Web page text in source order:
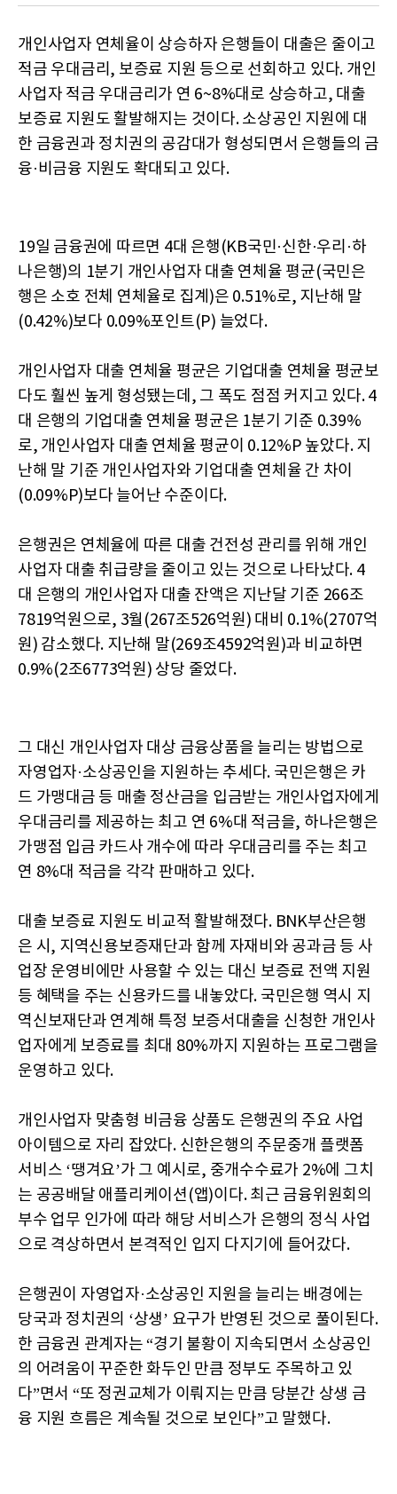
개인사업자 연체율이 상승하자 은행들이 대출은 줄이고
적금 우대금리, 보증료 지원 등으로 선회하고 있다. 개인
사업자 적금 우대금리가 연 6~8%대로 상승하고, 대출
보증료 지원도 활발해지는 것이다. 소상공인 지원에 대
한 금융권과 정치권의 공감대가 형성되면서 은행들의 금
융·비금융 지원도 확대되고 있다.
19일 금융권에 따르면 4대 은행(KB국민·신한·우리·하
나은행)의 1분기 개인사업자 대출 연체율 평균(국민은
행은 소호 전체 연체율로 집계)은 0.51%로, 지난해 말
(0.42%)보다 0.09%포인트(P) 늘었다.
개인사업자 대출 연체율 평균은 기업대출 연체율 평균보
다도 훨씬 높게 형성됐는데, 그 폭도 점점 커지고 있다. 4
대 은행의 기업대출 연체율 평균은 1분기 기준 0.39%
로, 개인사업자 대출 연체율 평균이 0.12%P 높았다. 지
난해 말 기준 개인사업자와 기업대출 연체율 간 차이
(0.09%P)보다 늘어난 수준이다.
은행권은 연체율에 따른 대출 건전성 관리를 위해 개인
사업자 대출 취급량을 줄이고 있는 것으로 나타났다. 4
대 은행의 개인사업자 대출 잔액은 지난달 기준 266조
7819억원으로, 3월(267조526억원) 대비 0.1%(2707억
원) 감소했다. 지난해 말(269조4592억원)과 비교하면
0.9%(2조6773억원) 상당 줄었다.
그 대신 개인사업자 대상 금융상품을 늘리는 방법으로
자영업자·소상공인을 지원하는 추세다. 국민은행은 카
드 가맹대금 등 매출 정산금을 입금받는 개인사업자에게
우대금리를 제공하는 최고 연 6%대 적금을, 하나은행은
가맹점 입금 카드사 개수에 따라 우대금리를 주는 최고
연 8%대 적금을 각각 판매하고 있다.
대출 보증료 지원도 비교적 활발해졌다. BNK부산은행
은 시, 지역신용보증재단과 함께 자재비와 공과금 등 사
업장 운영비에만 사용할 수 있는 대신 보증료 전액 지원
등 혜택을 주는 신용카드를 내놓았다. 국민은행 역시 지
역신보재단과 연계해 특정 보증서대출을 신청한 개인사
업자에게 보증료를 최대 80%까지 지원하는 프로그램을
운영하고 있다.
개인사업자 맞춤형 비금융 상품도 은행권의 주요 사업
아이템으로 자리 잡았다. 신한은행의 주문중개 플랫폼
서비스 ‘땡겨요’가 그 예시로, 중개수수료가 2%에 그치
는 공공배달 애플리케이션(앱)이다. 최근 금융위원회의
부수 업무 인가에 따라 해당 서비스가 은행의 정식 사업
으로 격상하면서 본격적인 입지 다지기에 들어갔다.
은행권이 자영업자·소상공인 지원을 늘리는 배경에는
당국과 정치권의 ‘상생’ 요구가 반영된 것으로 풀이된다.
한 금융권 관계자는 “경기 불황이 지속되면서 소상공인
의 어려움이 꾸준한 화두인 만큼 정부도 주목하고 있
다”면서 “또 정권교체가 이뤄지는 만큼 당분간 상생 금
융 지원 흐름은 계속될 것으로 보인다”고 말했다.